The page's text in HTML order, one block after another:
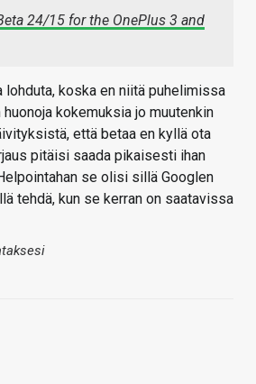
24/15 for the OnePlus 3 and
lohduta, koska en niitä puhelimissa
huonoja kokemuksia jo muutenkin
että betaa en kyllä ota
pitäisi saada pikaisesti ihan
se olisi sillä Googlen
tehdä, kun se kerran on saatavissa